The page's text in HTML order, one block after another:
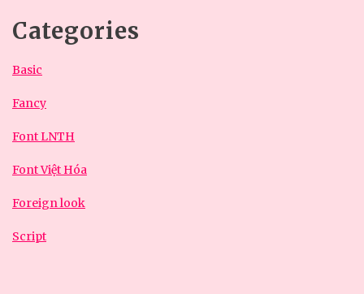
Categories
Basic
Fancy
Font LNTH
Font Việt Hóa
Foreign look
Script